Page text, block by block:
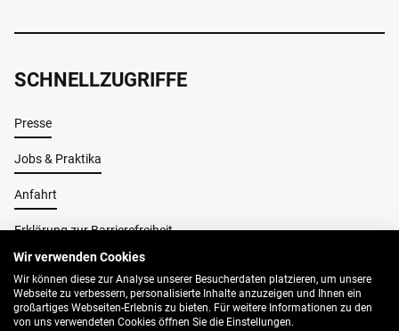
SCHNELLZUGRIFFE
Presse
Jobs & Praktika
Anfahrt
Erklärung zur Barrierefreiheit
Impressum
AGB
Wir verwenden Cookies
Wir können diese zur Analyse unserer Besucherdaten platzieren, um unsere
Webseite zu verbessern, personalisierte Inhalte anzuzeigen und Ihnen ein
großartiges Webseiten-Erlebnis zu bieten. Für weitere Informationen zu den
von uns verwendeten Cookies öffnen Sie die Einstellungen.